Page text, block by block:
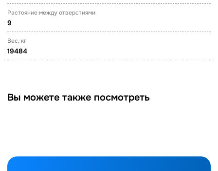
Растояние между отверстиями
9
Вес, кг
19484
Вы можете также посмотреть